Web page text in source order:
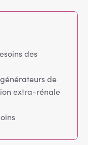
des
de
extra-rénale